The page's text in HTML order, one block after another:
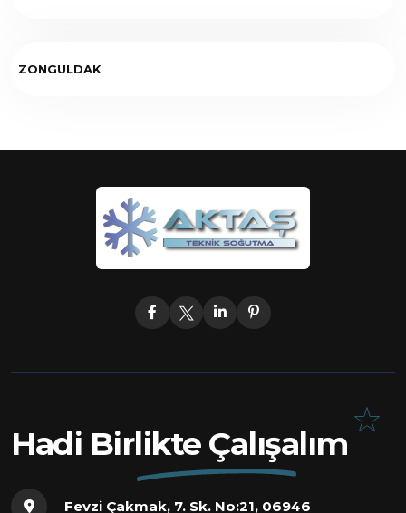
ZONGULDAK
Hadi Birlikte Çalışalım
Fevzi Çakmak, 7. Sk. No:21, 06946